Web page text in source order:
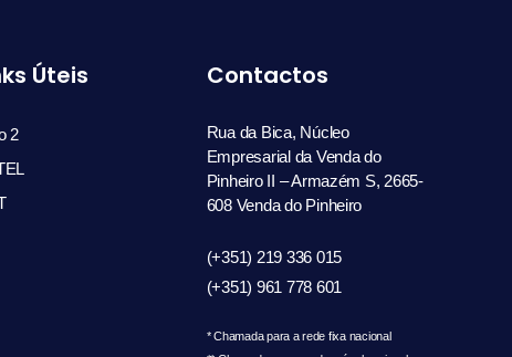
Úteis
2
Contactos
Rua da Bica, Núcleo
Empresarial da Venda do
Pinheiro II – Armazém S, 2665-
608 Venda do Pinheiro
(+351) 219 336 015
(+351) 961 778 601
* Chamada para a rede fixa nacional